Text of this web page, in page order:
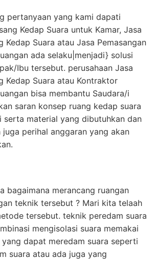
pertanyaan yang kami dapati
Kedap Suara untuk Kamar, Jasa
Kedap Suara atau Jasa Pemasangan
ada selaku|menjadi} solusi
Ibu tersebut. perusahaan Jasa
Kedap Suara atau Kontraktor
bisa membantu Saudara/i
saran konsep ruang kedap suara
serta material yang dibutuhkan dan
perihal anggaran yang akan
bagaimana merancang ruangan
teknik tersebut ? Mari kita telaah
tersebut. teknik peredam suara
mengisolasi suara memakai
dapat meredam suara seperti
suara atau ada juga yang